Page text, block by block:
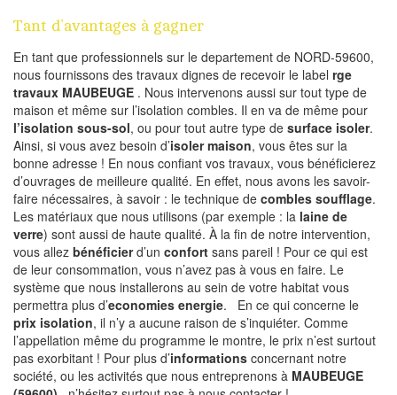
Tant d’avantages à gagner
En tant que professionnels sur le departement de NORD-59600,
nous fournissons des travaux dignes de recevoir le label rge
travaux MAUBEUGE . Nous intervenons aussi sur tout type de
maison et même sur l’isolation combles. Il en va de même pour
l’isolation sous-sol, ou pour tout autre type de surface isoler.
Ainsi, si vous avez besoin d’isoler maison, vous êtes sur la
bonne adresse ! En nous confiant vos travaux, vous bénéficierez
d’ouvrages de meilleure qualité. En effet, nous avons les savoir-
faire nécessaires, à savoir : le technique de combles soufflage.
Les matériaux que nous utilisons (par exemple : la laine de
verre) sont aussi de haute qualité. À la fin de notre intervention,
vous allez bénéficierd’un confort sans pareil ! Pour ce qui est
de leur consommation, vous n’avez pas à vous en faire. Le
système que nous installerons au sein de votre habitat vous
permettra plus d’economies energie. En ce qui concerne le
prix isolation, il n’y a aucune raison de s’inquiéter. Comme
l’appellation même du programme le montre, le prix n’est surtout
pas exorbitant ! Pour plus d’informations concernant notre
société, ou les activités que nous entreprenons à MAUBEUGE